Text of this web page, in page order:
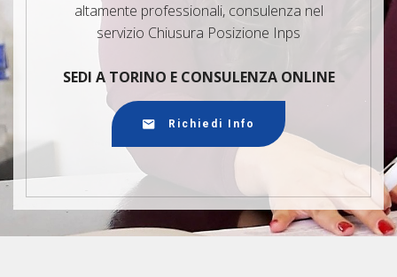
altamente professionali, consulenza nel
servizio Chiusura Posizione Inps
SEDI A TORINO E CONSULENZA ONLINE
Richiedi Info